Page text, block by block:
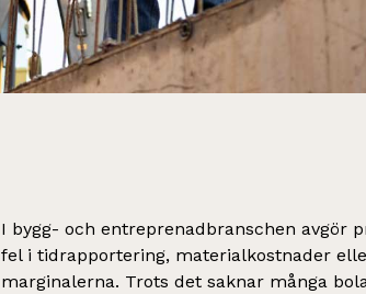
I bygg- och entreprenadbranschen avgör
fel i tidrapportering, materialkostnader
marginalerna. Trots det saknar många